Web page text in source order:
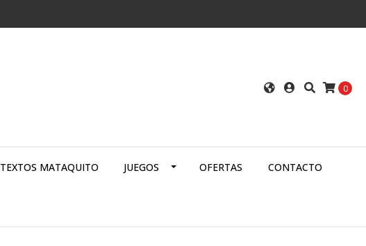
0
TEXTOS MATAQUITO JUEGOS OFERTAS CONTACTO